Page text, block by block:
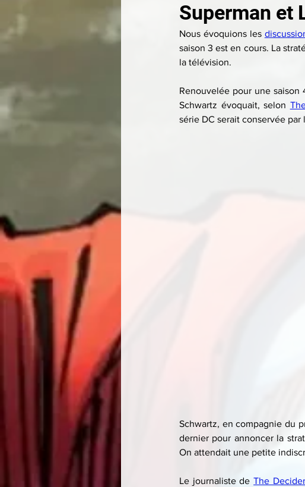
Superman et
Nous évoquions les
saison 3 est en cours. La
la télévision.
Renouvelée pour une saison
Schwartz évoquait, selon
série DC serait conservée par
Schwartz, en compagnie du
dernier pour annoncer la
On attendait une petite
Le journaliste de The Decider